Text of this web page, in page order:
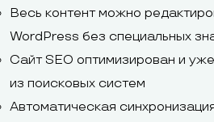
Весь контент можно
WordPress без специальных
Сайт SEO оптимизирован и
из поисковых систем
Автоматическая